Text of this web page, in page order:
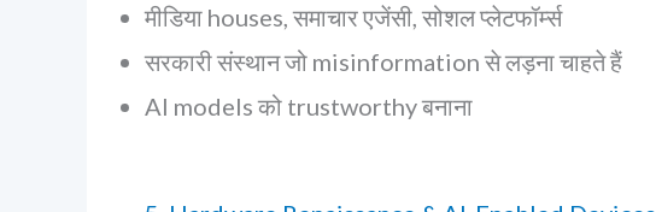
मीडिया houses, समाचार एजेंसी, सोशल प्लेटफॉर्म्स
सरकारी संस्थान जो misinformation से लड़ना चाहते हैं
AI models को trustworthy बनाना